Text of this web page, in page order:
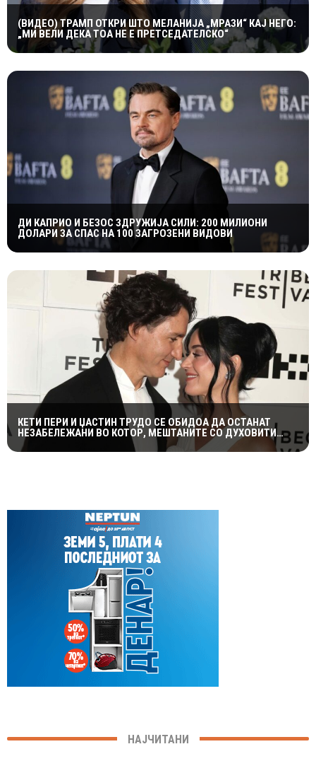
(ВИДЕО) ТРАМП ОТКРИ ШТО МЕЛАНИЈА „МРАЗИ“ КАЈ НЕГО:
„МИ ВЕЛИ ДЕКА ТОА НЕ Е ПРЕТСЕДАТЕЛСКО“
ДИ КАПРИО И БЕЗОС ЗДРУЖИЈА СИЛИ: 200 МИЛИОНИ
ДОЛАРИ ЗА СПАС НА 100 ЗАГРОЗЕНИ ВИДОВИ
КЕТИ ПЕРИ И ЏАСТИН ТРУДО СЕ ОБИДОА ДА ОСТАНАТ
НЕЗАБЕЛЕЖАНИ ВО КОТОР, МЕШТАНИТЕ СО ДУХОВИТИ
РЕАКЦИИ: „НИКОЈ НЕ БИ ГИ ПРЕПОЗНАЛ“
НАЈЧИТАНИ